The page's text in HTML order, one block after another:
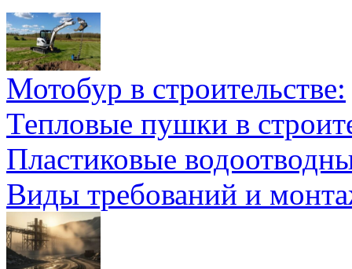
Мотобур в строительстве:
Тепловые пушки в
Пластиковые
Виды требований и